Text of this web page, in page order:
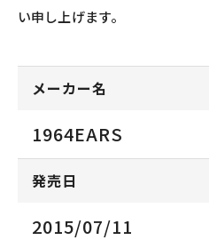
い申し上げます。
メーカー名
1964EARS
発売日
2015/07/11